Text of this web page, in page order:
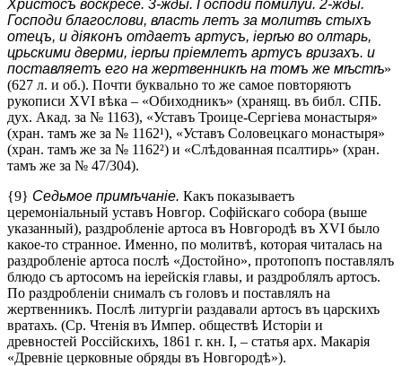
Христосъ воскресе. 3-жды. Господи помилуй. 2-жды.
Господи благослови, власть летъ за молитвъ стыхъ
отецъ, и діяконъ отдаетъ артусъ, іерѣю во олтарь,
црьскими дверми, іерѣи пріемлетъ артусъ вризахъ. и
поставляетъ его на жертвенникѣ на томъ же мѣстѣ»
(627 л. и об.). Почти буквально то же самое повторяютъ
рукописи XVI вѣка – «Обиходникъ» (хранящ. въ библ. СПБ.
дух. Акад. за № 1163), «Уставъ Троице-Сергіева монастыря»
(хран. тамъ же за № 1162¹), «Уставъ Соловецкаго монастыря»
(хран. тамъ же за № 1162²) и «Слѣдованная псалтирь» (хран.
тамъ же за № 47/304).
{9} Седьмое примѣчаніе. Какъ показываетъ
церемоніальный уставъ Новгор. Софійскаго собора (выше
указанный), раздробленіе артоса въ Новгородѣ въ XVI было
какое-то странное. Именно, по молитвѣ, которая читалась на
раздробленіе артоса послѣ «Достойно», протопопъ поставлялъ
блюдо съ артосомъ на іерейскія главы, и раздроблялъ артосъ.
По раздробленіи снималъ съ головъ и поставлялъ на
жертвенникъ. Послѣ литургіи раздавали артосъ въ царскихъ
вратахъ. (Ср. Чтенія въ Импер. обществѣ Исторіи и
древностей Россійскихъ, 1861 г. кн. I, – статья арх. Макарія
«Древніе церковные обряды въ Новгородѣ»).